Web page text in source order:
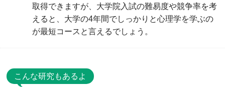
取得できますが、大学院入試の難易度や競争率を考
えると、大学の4年間でしっかりと心理学を学ぶの
が最短コースと言えるでしょう。
こんな研究もあるよ